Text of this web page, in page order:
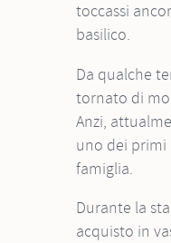
toccassi
basilico.
Da qualche tempo, però, il pesto è
tornato di
Anzi,
uno dei
famiglia.
Durante la stagione invernale, lo
acquisto in